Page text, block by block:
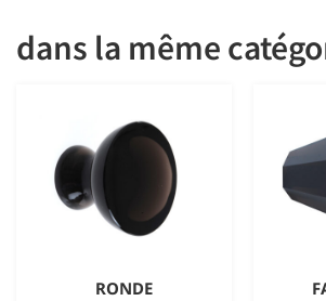
dans la même
RONDE